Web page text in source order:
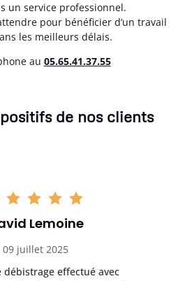
un service professionnel.
pour bénéficier d’un travail
les meilleurs délais.
au 05.65.41.37.55
de nos clients
Lemoine
09 juillet 2025
débistrage effectué avec